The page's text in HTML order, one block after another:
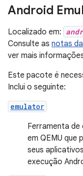
Android
Localizado em:
Consulte as notas
ver mais
Este pacote é
Inclui o seguinte:
emulator
Ferramenta de
em QEMU que
seus
execução